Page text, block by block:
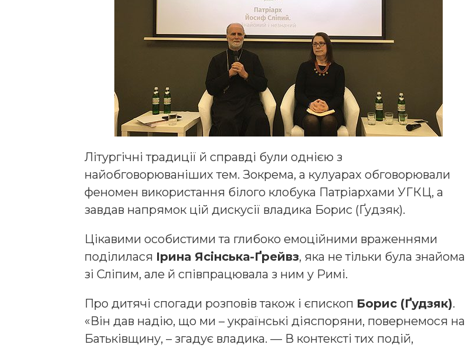
Літургічні традиції й справді були однією з
найобговорюваніших тем. Зокрема, а кулуарах обговорювали
феномен використання білого клобука Патріархами УГКЦ, а
завдав напрямок цій дискусії владика Борис (Ґудзяк).
Цікавими особистими та глибоко емоційними враженнями
поділилася Ірина Ясінська-Ґрейвз, яка не тільки була знайома
зі Сліпим, але й співпрацювала з ним у Римі.
Про дитячі спогади розповів також і єпископ Борис (Ґудзяк).
«Він дав надію, що ми – українські діяспоряни, повернемося на
Батьківщину, – згадує владика. — В контексті тих подій,